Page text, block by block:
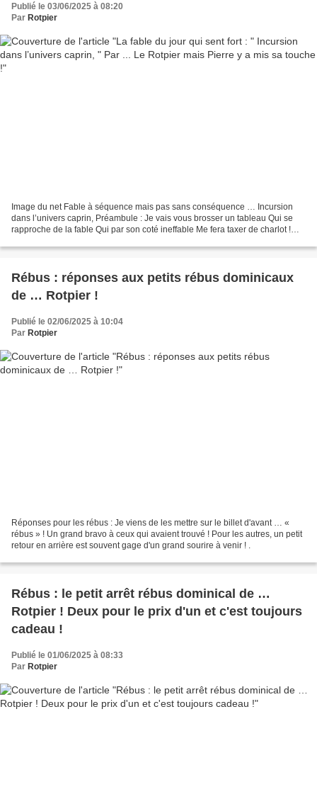
Publié le 03/06/2025 à 08:20
Par Rotpier
Image du net Fable à séquence mais pas sans conséquence … Incursion
dans l’univers caprin, Préambule : Je vais vous brosser un tableau Qui se
rapproche de la fable Qui par son coté ineffable Me fera taxer de charlot !
Rébus : réponses aux petits rébus dominicaux
de … Rotpier !
Publié le 02/06/2025 à 10:04
Par Rotpier
Réponses pour les rébus : Je viens de les mettre sur le billet d'avant … «
rébus » ! Un grand bravo à ceux qui avaient trouvé ! Pour les autres, un petit
retour en arrière est souvent gage d'un grand sourire à venir ! .
Rébus : le petit arrêt rébus dominical de …
Rotpier ! Deux pour le prix d'un et c'est toujours
cadeau !
Publié le 01/06/2025 à 08:33
Par Rotpier